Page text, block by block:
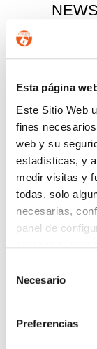
Esta página
Este Sitio Web
fines
web y su
estadísticas, y
medir visitas y
todas, solo
necesarias,
panel de
consultar
Necesario
Preferencias
Blanqueo de
normativas
Recibirás un
Nombre
Información
SEGURIDAD
los datos